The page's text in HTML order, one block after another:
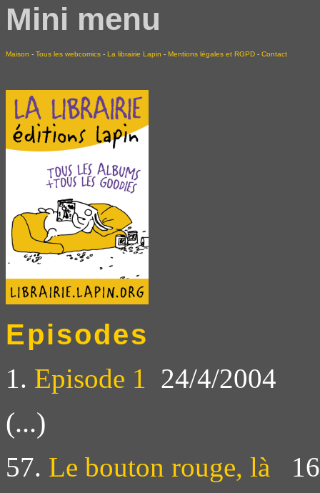
Mini menu
Maison - Tous les webcomics - La librairie Lapin - Mentions légales et RGPD - Contact
Episodes
1. Episode 1 24/4/2004
(...)
57. Le bouton rouge, là